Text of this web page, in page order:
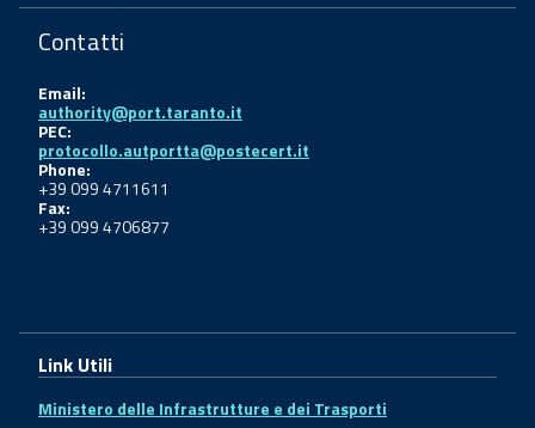
Contatti
Email:
authority@port.taranto.it
PEC:
protocollo.autportta@postecert.it
Phone:
+39 099 4711611
Fax:
+39 099 4706877
Link Utili
Ministero delle Infrastrutture e dei Trasporti